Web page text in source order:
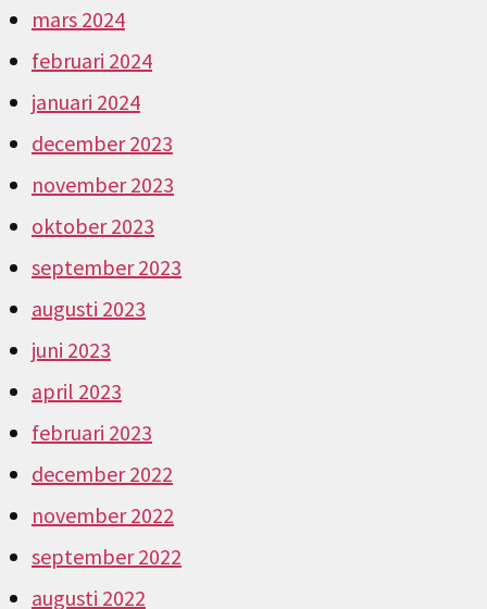
mars 2024
februari 2024
januari 2024
december 2023
november 2023
oktober 2023
september 2023
augusti 2023
juni 2023
april 2023
februari 2023
december 2022
november 2022
september 2022
augusti 2022